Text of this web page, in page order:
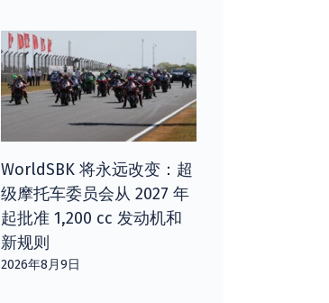
WorldSBK 将永远改变：超
级摩托车委员会从 2027 年
起批准 1,200 cc 发动机和
新规则
2026年8月9日